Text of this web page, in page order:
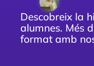
Descobreix la
alumnes. Més
format amb